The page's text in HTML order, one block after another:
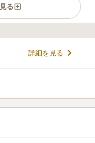
る
ます。 風にそよぐ葉擦れの音
手を合わせることができま
過ごせる4.86㎡の広めの区画
的ホール、管理棟や売店など
詳細を見る